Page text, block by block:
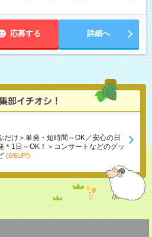
応募する 詳細へ
だけ＞単発・短時間～OK／安心の日
＊1日～OK！＞コンサートなどのグッ
(8/6UP!)